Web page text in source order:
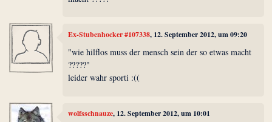
Ex-Stubenhocker #107338, 12. September 2012, um 09:20
"wie hilflos muss der mensch sein der so etwas macht
?????"
leider wahr sporti :((
wolfsschnauze, 12. September 2012, um 10:01